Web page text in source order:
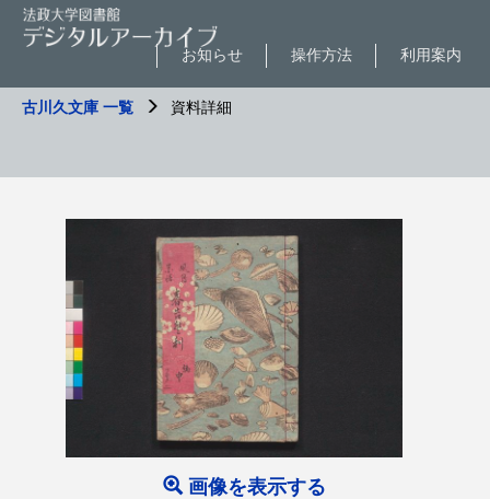
利用案内
操作方法
お知らせ
古川久文庫 一覧 資料詳細
画像を表示する